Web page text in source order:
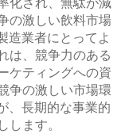
の激しい飲料市場
造業者にとってよ
は、競争力のある
ケティングへの資
争の激しい市場環
、長期的な事業的
します。